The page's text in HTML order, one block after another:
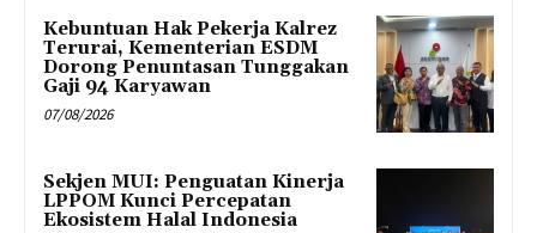
Kebuntuan Hak Pekerja Kalrez
Terurai, Kementerian ESDM
Dorong Penuntasan Tunggakan
Gaji 94 Karyawan
07/08/2026
Sekjen MUI: Penguatan Kinerja
LPPOM Kunci Percepatan
Ekosistem Halal Indonesia